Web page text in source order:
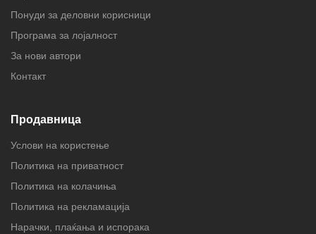
Понуди за деловни корисници
Програма за лојалност
За нови автори
Контакт
Продавница
Услови на користење
Политика на приватност
Политика на колачиња
Политика на рекламација
Нарачки, плаќања и испорака